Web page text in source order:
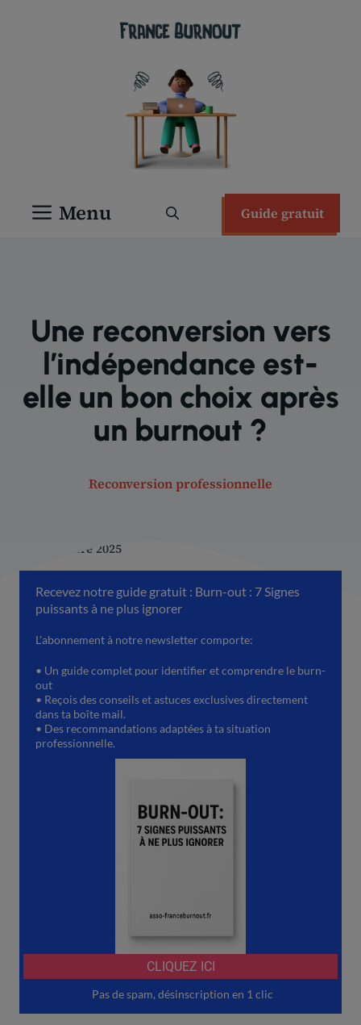
Menu Guide gratuit
Une reconversion vers
l’indépendance est-
elle un bon choix après
un burnout ?
Reconversion professionnelle
10 décembre 2025